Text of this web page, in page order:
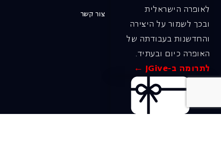
לאופרה הישראלית
ובכך לשמור על היצירה
והחדשנות בעבודתה של
האופרה כיום ובעתיד.
לתרומה ב-JGive ←
צור קשר